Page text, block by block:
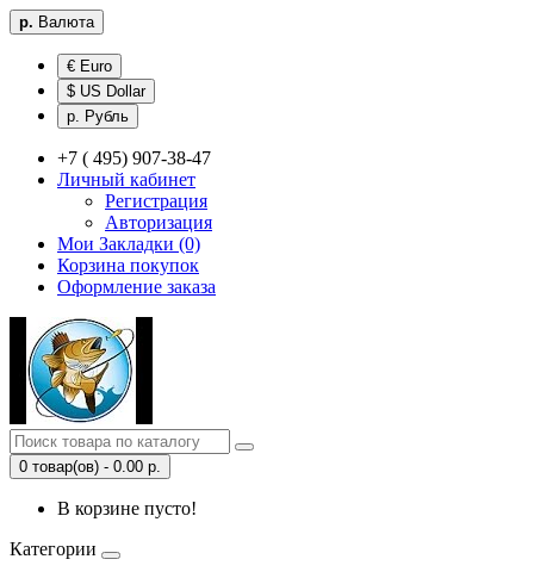
р. Валюта
€ Euro
$ US Dollar
р. Рубль
+7 ( 495) 907-38-47
Личный кабинет
Регистрация
Авторизация
Мои Закладки (0)
Корзина покупок
Оформление заказа
0 товар(ов) - 0.00 р.
В корзине пусто!
Категории